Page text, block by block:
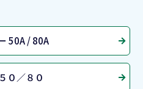
50A / 80A
０／８０